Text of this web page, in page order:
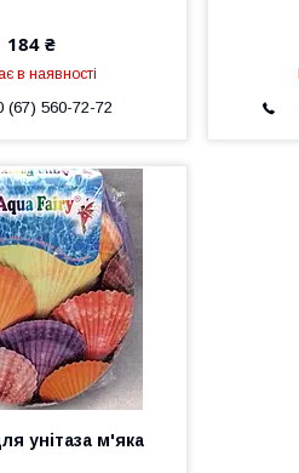
184 ₴
в наявності
(67) 560-72-72
унітаза м'яка